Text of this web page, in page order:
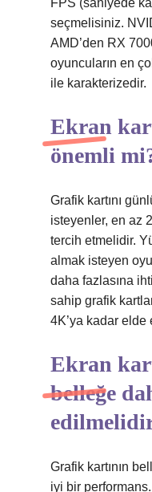
FPS (saniyede
seçmelisiniz.
AMD’den RX
oyuncuların en
ile karakterizedir.
Ekran
önemli
Grafik kartını
isteyenler, en az
tercih etmelidir.
almak isteyen
daha fazlasına
sahip grafik
4K’ya kadar elde
Ekran
belleğe
Grafik kartının
iyi bir